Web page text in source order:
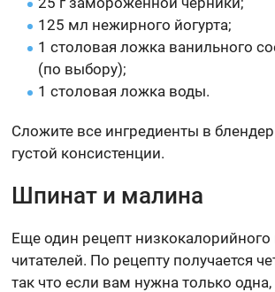
125 мл нежирного йогурта;
1 столовая ложка ванильного
(по выбору);
1 столовая ложка воды.
Сложите все ингредиенты в
густой консистенции.
Шпинат и малина
Еще один рецепт низкокалорийного
читателей. По рецепту получается
так что если вам нужна только одна,